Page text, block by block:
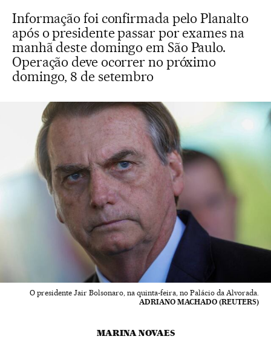
Informação foi confirmada pelo Planalto
após o presidente passar por exames na
manhã deste domingo em São Paulo.
Operação deve ocorrer no próximo
domingo, 8 de setembro
O presidente Jair Bolsonaro, na quinta-feira, no Palácio da Alvorada.
ADRIANO MACHADO (REUTERS)
MARINA NOVAES